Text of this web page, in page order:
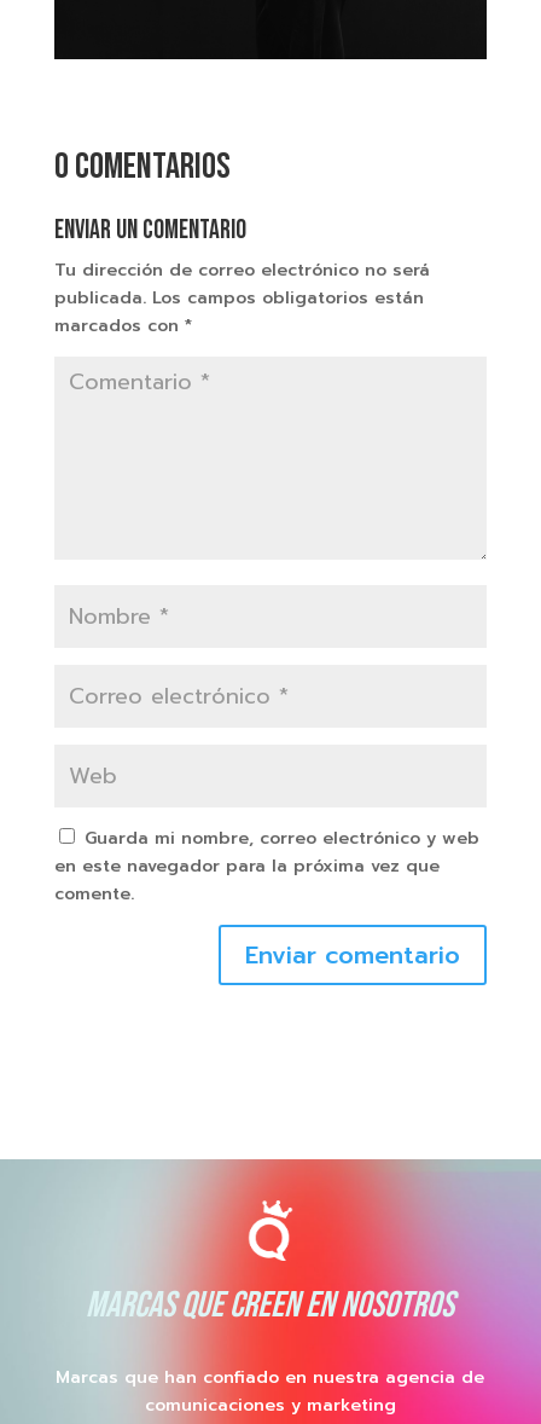
0 comentarios
Enviar un comentario
Tu dirección de correo electrónico no será
publicada. Los campos obligatorios están
marcados con *
Guarda mi nombre, correo electrónico y web
en este navegador para la próxima vez que
comente.
Enviar comentario
MARCAS QUE CREEN EN NOSOTROS
Marcas que han confiado en nuestra agencia de
comunicaciones y marketing